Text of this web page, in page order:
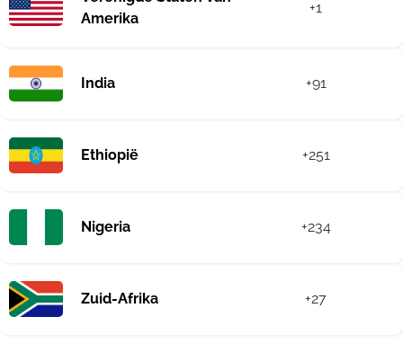
Amerika
+1
India +91
Ethiopië +251
Nigeria +234
Zuid-Afrika +27